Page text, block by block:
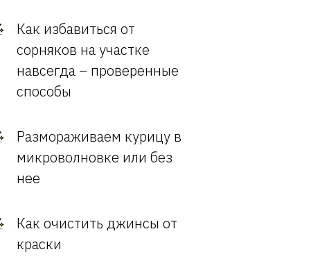
Как избавиться от
сорняков на участке
навсегда – проверенные
способы
Размораживаем курицу в
микроволновке или без
нее
Как очистить джинсы от
краски